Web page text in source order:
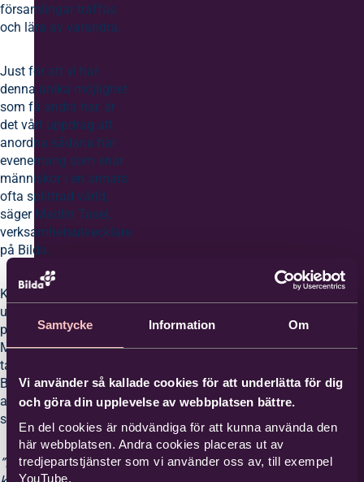
Samtycke Information Om
Vi använder så kallade cookies för att underlätta för dig
och göra din upplevelse av webbplatsen bättre.
En del cookies är nödvändiga för att kunna använda den
här webbplatsen. Andra cookies placeras ut av
tredjepartstjänster som vi använder oss av, till exempel
YouTube.
församlingar träffas
och lära av varandra.
Just för att vi har
denna unika möjlighet
som få andra har, är
det vårt uppdrag att
anordna sådana här
evenemang som enar
människor i en annars
ofta splittrad värld,
säger Madlin Tasel,
verksamhetsutvecklare
på Bilda.
Körkonserten var
uppskattad av både
publik och körer.
Många uttryckte en
tacksamhet över att
Bilda bjuder in till
arrangemang som
skapar gemenskap.
”Den här kvällen